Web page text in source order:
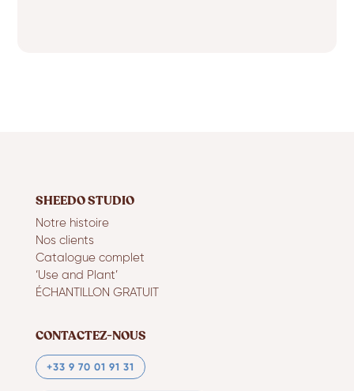
SHEEDO STUDIO
Notre histoire
Nos clients
Catalogue complet
‘Use and Plant’
ÉCHANTILLON GRATUIT
CONTACTEZ-NOUS
+33 9 70 01 91 31